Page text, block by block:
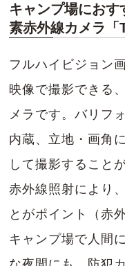
キャンプ場にお
素赤外線カメラ「
フルハイビジョン
映像で撮影できる
メラです。バリフ
内蔵、立地・画角
して撮影すること
赤外線照射により
とがポイント（赤
キャンプ場で人間